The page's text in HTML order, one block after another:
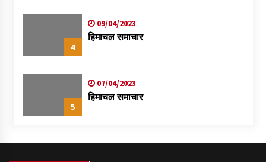
4
09/04/2023
हिमाचल समाचार
5
07/04/2023
हिमाचल समाचार